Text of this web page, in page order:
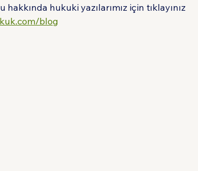
hukuki yazılarımız için tıklayınız
blog